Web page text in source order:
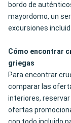
bordo de
mayordomo, un
excursiones
Cómo encontrar
griegas
Para encontrar
comparar las
interiores,
ofertas